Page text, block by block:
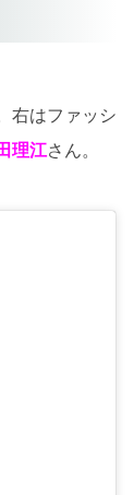
右はファッシ
理江さん。